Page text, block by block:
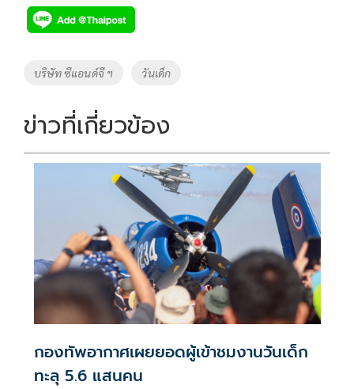
e
b
o
k
tt
er
p
y
k
Tags
บริษัท ซีแอนด์จี ฯ วันเด็ก
ข่าวที่เกี่ยวข้อง
กองทัพอากาศเผยยอดผู้เข้าชมงานวันเด็ก
ทะลุ 5.6 แสนคน